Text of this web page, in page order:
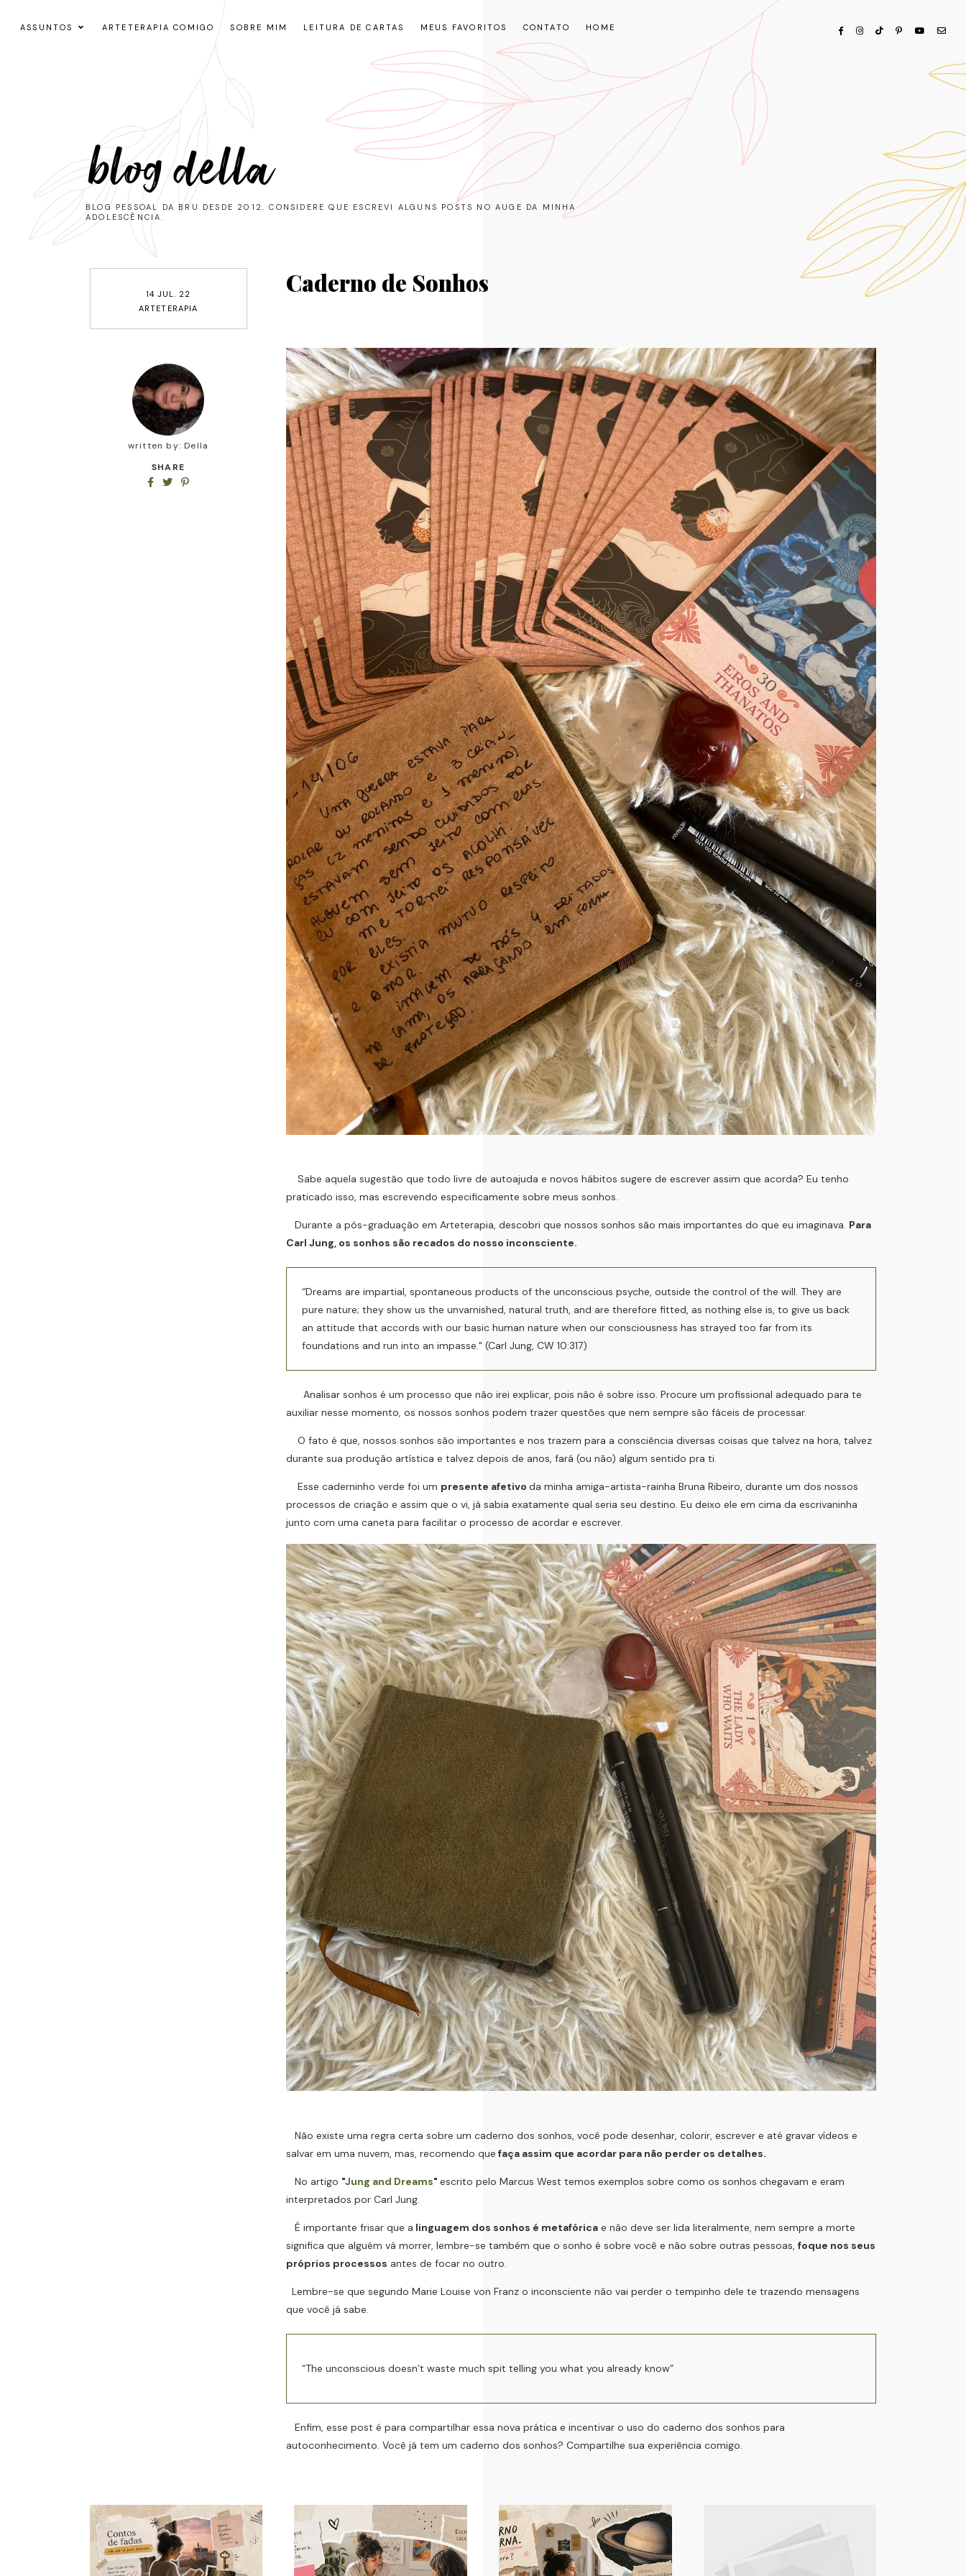
ASSUNTOS ARTETERAPIA COMIGO SOBRE MIM LEITURA DE CARTAS MEUS FAVORITOS CONTATO HOME
blog della
BLOG PESSOAL DA BRU DESDE 2012. CONSIDERE QUE ESCREVI ALGUNS POSTS NO AUGE DA MINHA
ADOLESCÊNCIA.
14 JUL. 22
ARTETERAPIA
Caderno de Sonhos
Sabe aquela sugestão que todo livre de autoajuda e novos hábitos sugere de escrever assim que acorda? Eu tenho
praticado isso, mas escrevendo especificamente sobre meus sonhos.
Durante a pós-graduação em Arteterapia, descobri que nossos sonhos são mais importantes do que eu imaginava. Para
Carl Jung, os sonhos são recados do nosso inconsciente.
“Dreams are impartial, spontaneous products of the unconscious psyche, outside the control of the will. They are
pure nature; they show us the unvarnished, natural truth, and are therefore fitted, as nothing else is, to give us back
an attitude that accords with our basic human nature when our consciousness has strayed too far from its
foundations and run into an impasse." (Carl Jung, CW 10:317)
Analisar sonhos é um processo que não irei explicar, pois não é sobre isso. Procure um profissional adequado para te
auxiliar nesse momento, os nossos sonhos podem trazer questões que nem sempre são fáceis de processar.
O fato é que, nossos sonhos são importantes e nos trazem para a consciência diversas coisas que talvez na hora, talvez
durante sua produção artística e talvez depois de anos, fará (ou não) algum sentido pra ti.
Esse caderninho verde foi um presente afetivoda minha amiga-artista-rainha Bruna Ribeiro, durante um dos nossos
processos de criação e assim que o vi, já sabia exatamente qual seria seu destino. Eu deixo ele em cima da escrivaninha
junto com uma caneta para facilitar o processo de acordar e escrever.
Não existe uma regra certa sobre um caderno dos sonhos, você pode desenhar, colorir, escrever e até gravar vídeos e
salvar em uma nuvem, mas, recomendo que faça assim que acordar para não perder os detalhes.
No artigo "Jung and Dreams"escrito pelo Marcus West temos exemplos sobre como os sonhos chegavam e eram
interpretados por Carl Jung.
É importante frisar que a linguagem dos sonhos é metafórica e não deve ser lida literalmente, nem sempre a morte
significa que alguém vá morrer, lembre-se também que o sonho é sobre você e não sobre outras pessoas,foque nos seus
próprios processos antes de focar no outro.
Lembre-se que segundo Marie Louise von Franz o inconsciente não vai perder o tempinho dele te trazendo mensagens
que você já sabe.
“The unconscious doesn’t waste much spit telling you what you already know”
Enfim, esse post é para compartilhar essa nova prática e incentivar o uso do caderno dos sonhos para
autoconhecimento. Você já tem um caderno dos sonhos? Compartilhe sua experiência comigo.
written by: Della
SHARE